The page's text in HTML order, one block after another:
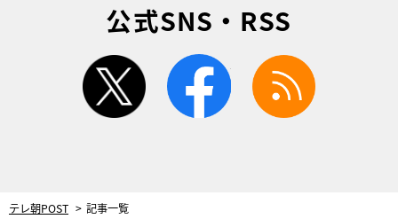
公式SNS・RSS
twitter facebook
テレ朝POST 記事一覧